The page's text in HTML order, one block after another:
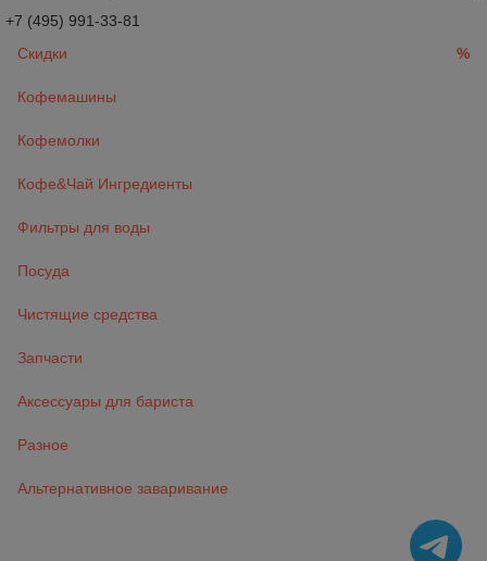
+7 (495) 991-33-81
Скидки
%
Кофемашины
Кофемолки
Кофе&Чай Ингредиенты
Фильтры для воды
Посуда
Чистящие средства
Запчасти
Аксессуары для бариста
Разное
Альтернативное заваривание